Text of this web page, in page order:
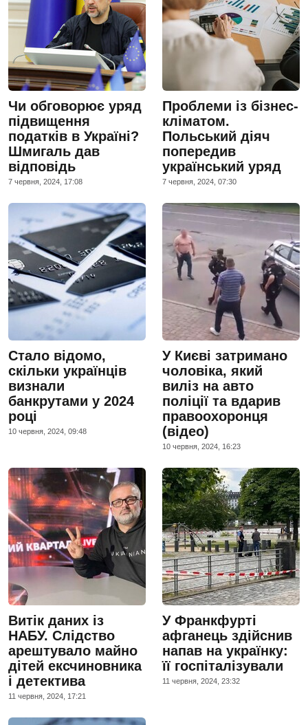
Чи обговорює уряд
підвищення
податків в Україні?
Шмигаль дав
відповідь
7 червня, 2024, 17:08
Проблеми із бізнес-
кліматом.
Польський діяч
попередив
український уряд
7 червня, 2024, 07:30
Стало відомо,
скільки українців
визнали
банкрутами у 2024
році
10 червня, 2024, 09:48
У Києві затримано
чоловіка, який
виліз на авто
поліції та вдарив
правоохоронця
(відео)
10 червня, 2024, 16:23
Витік даних із
НАБУ. Слідство
арештувало майно
дітей ексчиновника
і детектива
11 червня, 2024, 17:21
У Франкфурті
афганець здійснив
напав на українку:
її госпіталізували
11 червня, 2024, 23:32